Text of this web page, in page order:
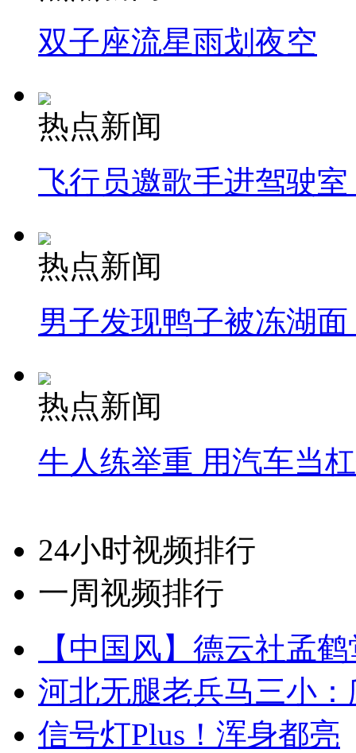
双子座流星雨划夜空
热点新闻
飞行员邀歌手进驾驶
热点新闻
男子发现鸭子被冻湖
热点新闻
牛人练举重 用汽车当
24小时视频排行
一周视频排行
【中国风】德云社孟
河北无腿老兵马三小
信号灯Plus！浑身都亮